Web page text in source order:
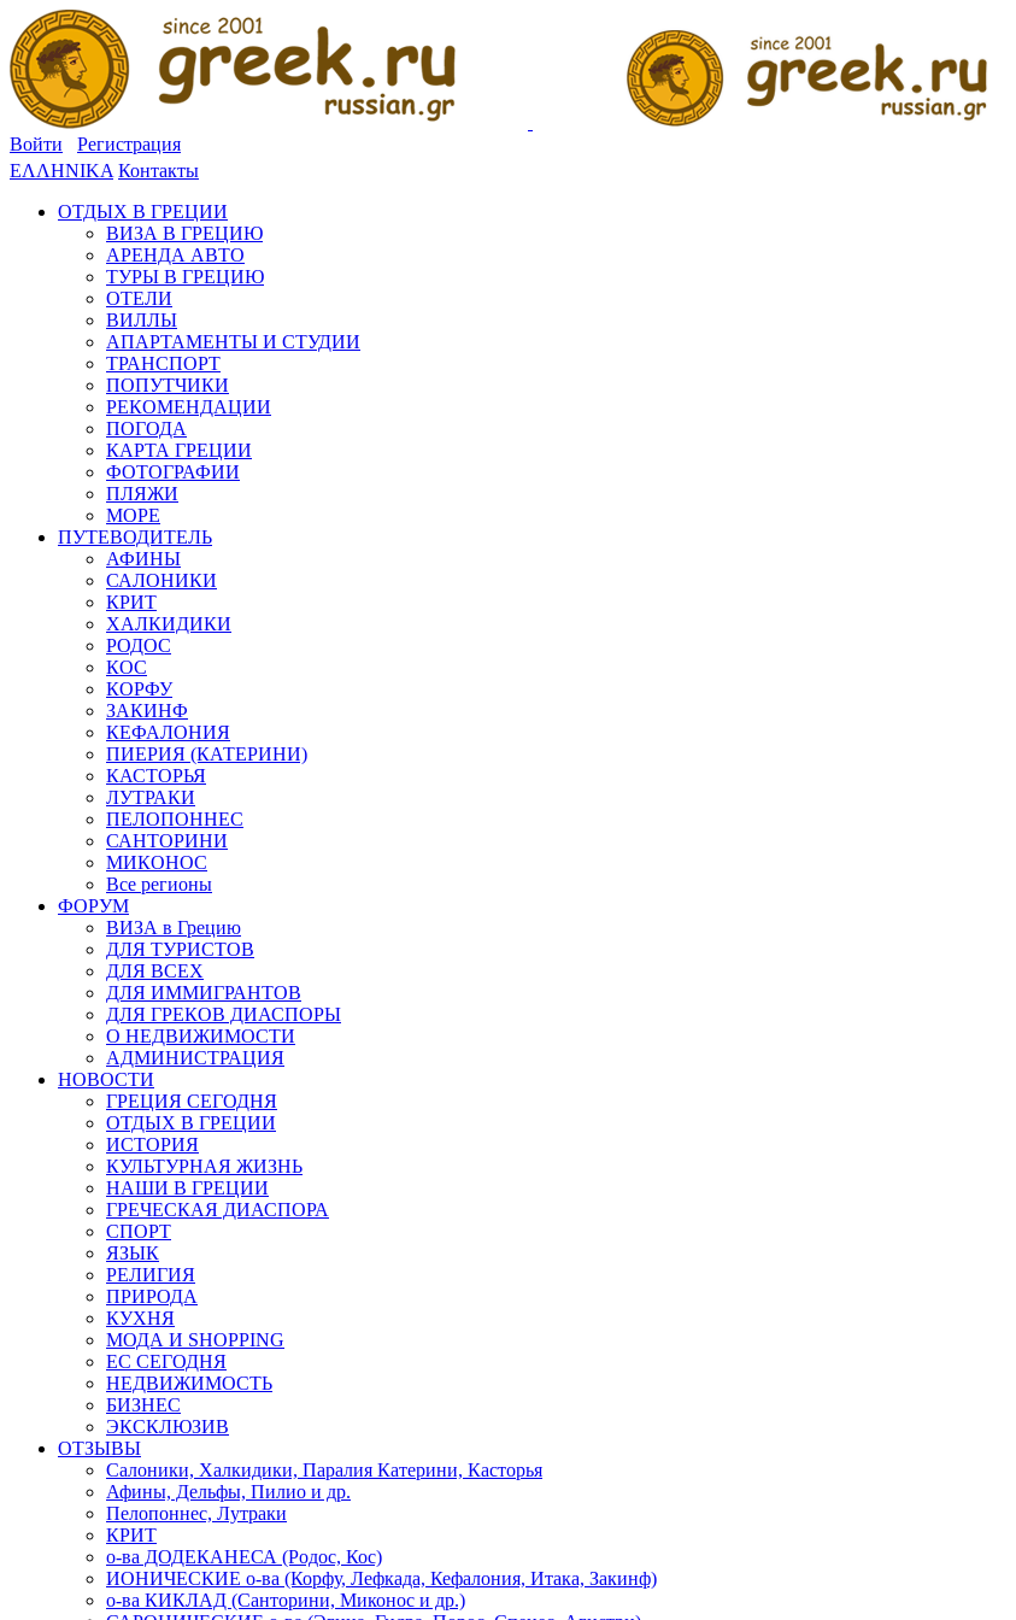
Войти
Регистрация
ΕΛΛΗΝΙΚΑ Контакты
ОТДЫХ В ГРЕЦИИ
ВИЗА В ГРЕЦИЮ
АРЕНДА АВТО
ТУРЫ В ГРЕЦИЮ
ОТЕЛИ
ВИЛЛЫ
АПАРТАМЕНТЫ И СТУДИИ
ТРАНСПОРТ
ПОПУТЧИКИ
РЕКОМЕНДАЦИИ
ПОГОДА
КАРТА ГРЕЦИИ
ФОТОГРАФИИ
ПЛЯЖИ
МОРЕ
ПУТЕВОДИТЕЛЬ
АФИНЫ
САЛОНИКИ
КРИТ
ХАЛКИДИКИ
РОДОС
КОС
КОРФУ
ЗАКИНФ
КЕФАЛОНИЯ
ПИЕРИЯ (КАТЕРИНИ)
КАСТОРЬЯ
ЛУТРАКИ
ПЕЛОПОННЕС
САНТОРИНИ
МИКОНОС
Все регионы
ФОРУМ
ВИЗА в Грецию
ДЛЯ ТУРИСТОВ
ДЛЯ ВСЕХ
ДЛЯ ИММИГРАНТОВ
ДЛЯ ГРЕКОВ ДИАСПОРЫ
О НЕДВИЖИМОСТИ
АДМИНИСТРАЦИЯ
НОВОСТИ
ГРЕЦИЯ СЕГОДНЯ
ОТДЫХ В ГРЕЦИИ
ИСТОРИЯ
КУЛЬТУРНАЯ ЖИЗНЬ
НАШИ В ГРЕЦИИ
ГРЕЧЕСКАЯ ДИАСПОРА
СПОРТ
ЯЗЫК
РЕЛИГИЯ
ПРИРОДА
КУХНЯ
МОДА И SHOPPING
ЕС СЕГОДНЯ
НЕДВИЖИМОСТЬ
БИЗНЕС
ЭКСКЛЮЗИВ
ОТЗЫВЫ
Салоники, Халкидики, Паралия Катерини, Касторья
Афины, Дельфы, Пилио и др.
Пелопоннес, Лутраки
КРИТ
о-ва ДОДЕКАНЕСА (Родос, Кос)
ИОНИЧЕСКИЕ о-ва (Корфу, Лефкада, Кефалония, Итака, Закинф)
о-ва КИКЛАД (Санторини, Миконос и др.)